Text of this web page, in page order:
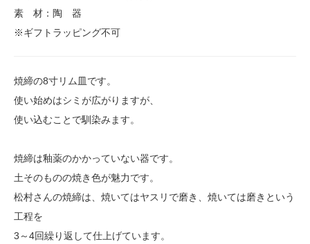
素 材：陶 器
※ギフトラッピング不可
焼締の8寸リム皿です。
使い始めはシミが広がりますが、
使い込むことで馴染みます。
焼締は釉薬のかかっていない器です。
土そのものの焼き色が魅力です。
松村さんの焼締は、焼いてはヤスリで磨き、焼いては磨きという
工程を
3～4回繰り返して仕上げています。